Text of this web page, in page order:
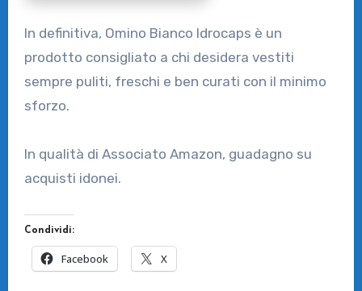
In definitiva, Omino Bianco Idrocaps è un
prodotto consigliato a chi desidera vestiti
sempre puliti, freschi e ben curati con il minimo
sforzo.
In qualità di Associato Amazon, guadagno su
acquisti idonei.
Condividi:
Facebook X